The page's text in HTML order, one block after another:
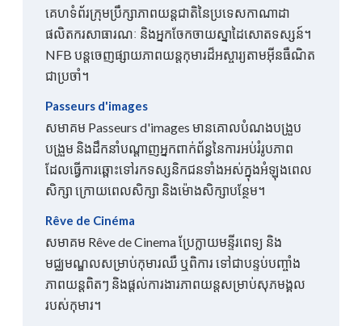
គេហទំព័រក្រុមប្រឹក្សាភាពយន្តជាតិនៃប្រទេសកាណាដា
ផលិតករសាធារណៈ និងអ្នកចែកចាយស្នាដៃសោតទស្សន៍។
NFB បន្ត​ចេញ​ផ្សាយ​ភាពយន្ត​កុមារ​ដ៏​អស្ចារ្យ​តាម​អ៊ីនធឺណិត​
ជា​ប្រចាំ។
Passeurs d'images
សមាគម Passeurs d'images មានគោលបំណងបង្រួប
បង្រួម និងដឹកនាំបណ្តាញអ្នកពាក់ព័ន្ធនៃការអប់រំរូបភាព
ដែលធ្វើការឆ្ពោះទៅរកទស្សនិកជនទាំងអស់ក្នុងអំឡុងពេល
សិក្សា ក្រោយពេលសិក្សា និងម៉ោងសិក្សាបន្ថែម។
Rêve de Cinéma
សមាគម Rêve de Cinema ប្រែក្លាយមន្ទីរពេទ្យ និង
មជ្ឈមណ្ឌលសម្រាប់កុមារឈឺ ឬពិការ ទៅជាបន្ទប់បញ្ចាំង
ភាពយន្តពិតៗ និងផ្តល់ការងារភាពយន្តសម្រាប់សុភមង្គល
របស់កុមារ។